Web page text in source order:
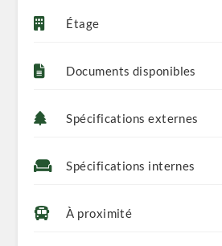
Étage
Documents disponibles
Spécifications externes
Spécifications internes
À proximité